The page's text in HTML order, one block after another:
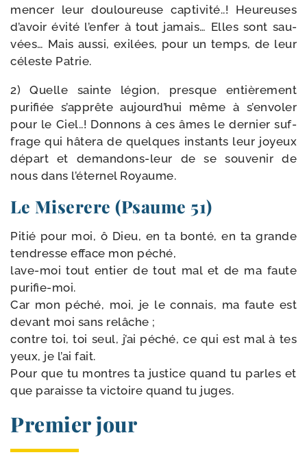
men­cer leur dou­lou­reuse cap­ti­vi­té..! Heureuses
d’avoir évi­té l’enfer à tout jamais… Elles sont sau­
vées… Mais aus­si, exi­lées, pour un temps, de leur
céleste Patrie.
2) Quelle sainte légion, presque entiè­re­ment
puri­fiée s’apprête aujourd’hui même à s’envoler
pour le Ciel..! Donnons à ces âmes le der­nier suf­
frage qui hâte­ra de quelques ins­tants leur joyeux
départ et demandons-​leur de se sou­ve­nir de
nous dans l’éternel Royaume.
Le Miserere (Psaume 51)
Pitié pour moi, ô Dieu, en ta bon­té, en ta grande
ten­dresse efface mon péché,
lave-​moi tout entier de tout mal et de ma faute
purifie-​moi.
Car mon péché, moi, je le connais, ma faute est
devant moi sans relâche ;
contre toi, toi seul, j’ai péché, ce qui est mal à tes
yeux, je l’ai fait.
Pour que tu montres ta jus­tice quand tu parles et
que paraisse ta vic­toire quand tu juges.
Premier jour